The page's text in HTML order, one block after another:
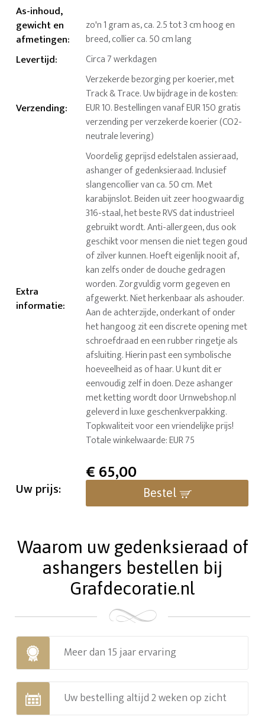
As-inhoud,
gewicht en
afmetingen:
zo'n 1 gram as, ca. 2.5 tot 3 cm hoog en
breed, collier ca. 50 cm lang
Levertijd: Circa 7 werkdagen
Verzending:
Verzekerde bezorging per koerier, met
Track & Trace. Uw bijdrage in de kosten:
EUR 10. Bestellingen vanaf EUR 150 gratis
verzending per verzekerde koerier (CO2-
neutrale levering)
Extra
informatie:
Voordelig geprijsd edelstalen assieraad,
ashanger of gedenksieraad. Inclusief
slangencollier van ca. 50 cm. Met
karabijnslot. Beiden uit zeer hoogwaardig
316-staal, het beste RVS dat industrieel
gebruikt wordt. Anti-allergeen, dus ook
geschikt voor mensen die niet tegen goud
of zilver kunnen. Hoeft eigenlijk nooit af,
kan zelfs onder de douche gedragen
worden. Zorgvuldig vorm gegeven en
afgewerkt. Niet herkenbaar als ashouder.
Aan de achterzijde, onderkant of onder
het hangoog zit een discrete opening met
schroefdraad en een rubber ringetje als
afsluiting. Hierin past een symbolische
hoeveelheid as of haar. U kunt dit er
eenvoudig zelf in doen. Deze ashanger
met ketting wordt door Urnwebshop.nl
geleverd in luxe geschenkverpakking.
Topkwaliteit voor een vriendelijke prijs!
Totale winkelwaarde: EUR 75
Uw prijs:
€65,00
Bestel
Waarom uw gedenksieraad of
ashangers bestellen bij
Grafdecoratie.nl
Meer dan 15 jaar ervaring
Uw bestelling altijd 2 weken op zicht